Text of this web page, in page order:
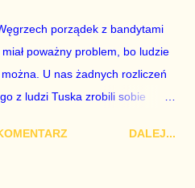
porządek z bandytami
poważny problem, bo ludzie
U nas żadnych rozliczeń
z ludzi Tuska zrobili sobie
a Tusk jej nie ma. Wiem
DALEJ...